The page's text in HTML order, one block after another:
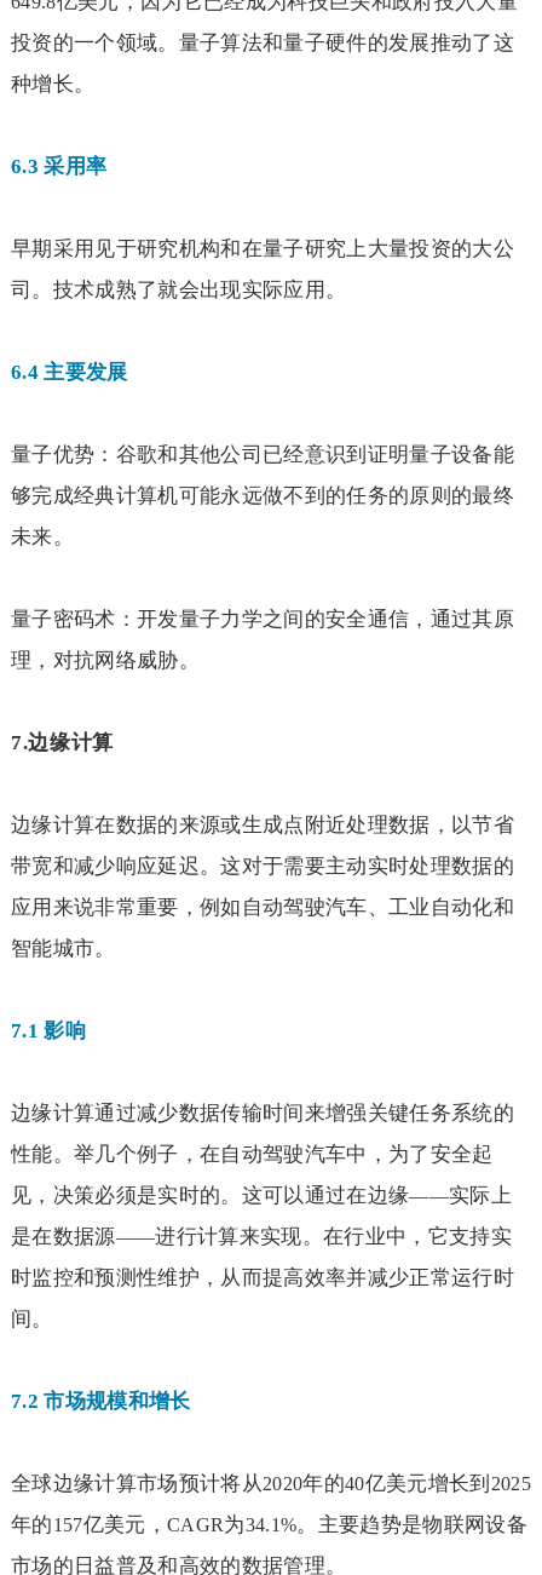
投资的一个领域。量子算法和量子硬件的发展推动了这
种增长。
6.3采用率
早期采用见于研究机构和在量子研究上大量投资的大公
司。技术成熟了就会出现实际应用。
6.4主要发展
量子优势：谷歌和其他公司已经意识到证明量子设备能
够完成经典计算机可能永远做不到的任务的原则的最终
未来。
量子密码术：开发量子力学之间的安全通信，通过其原
理，对抗网络威胁。
7.边缘计算
边缘计算在数据的来源或生成点附近处理数据，以节省
带宽和减少响应延迟。这对于需要主动实时处理数据的
应用来说非常重要，例如自动驾驶汽车、工业自动化和
智能城市。
7.1影响
边缘计算通过减少数据传输时间来增强关键任务系统的
性能。举几个例子，在自动驾驶汽车中，为了安全起
见，决策必须是实时的。这可以通过在边缘——实际上
是在数据源——进行计算来实现。在行业中，它支持实
时监控和预测性维护，从而提高效率并减少正常运行时
间。
7.2市场规模和增长
全球边缘计算市场预计将从2020年的40亿美元增长到 2025
年的157亿美元， CAGR为34.1%。主要趋势是物联网设备
市场的日益普及和高效的数据管理。